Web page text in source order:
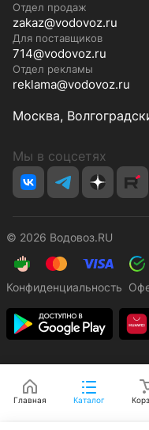
Отдел продаж
zakaz@vodovoz.ru
Для поставщиков
714@vodovoz.ru
Отдел рекламы
reklama@vodovoz.ru
Москва,
Мы в соцсетях
© 2026 Водовоз.RU
Конфиденциальность
Главная Каталог